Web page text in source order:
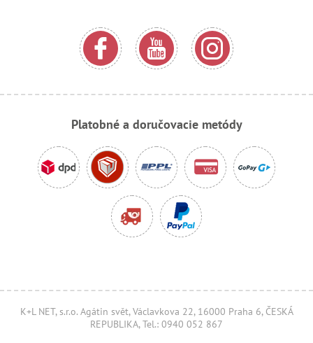
Platobné a doručovacie metódy
K+L NET, s.r.o. Agátin svět, Václavkova 22, 16000 Praha 6, ČESKÁ
REPUBLIKA, Tel.: 0940 052 867